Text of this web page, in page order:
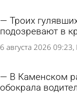
Троих
подозревают в
6 августа 2026 09:23
В Каменском
обокрала